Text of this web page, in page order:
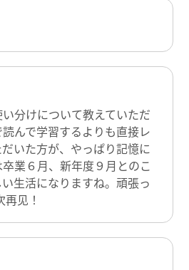
分けについて教えていただ
んで学習するよりも直接レ
いた方が、やっぱり記憶に
業６月、新年度９月とのこ
生活になりますね。頑張っ
见！